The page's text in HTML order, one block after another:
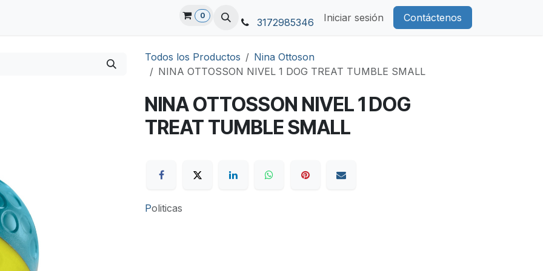
0
3172985346 Iniciar sesión Contáctenos
Todos los Productos
Nina Ottoson
NINA OTTOSSON NIVEL 1 DOG TREAT TUMBLE SMALL
NINA OTTOSSON NIVEL 1 DOG
TREAT TUMBLE SMALL
Politicas